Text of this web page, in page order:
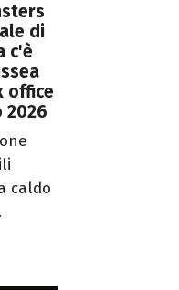
di
c'è
office
2026
caldo